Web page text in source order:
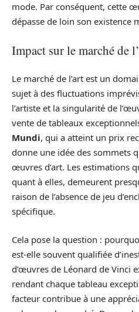
mode. Par conséquent, cette
dépasse de loin son existence
Impact sur le marché de
Le marché de l’art est un
sujet à des fluctuations
l’artiste et la singularité de
vente de tableaux
Mundi, qui a atteint un prix
donne une idée des sommets
œuvres d’art. Les estimations
quant à elles, demeurent
raison de l’absence de jeu
spécifique.
Cela pose la question :
est-elle souvent qualifiée
d’œuvres de Léonard de Vinci
rendant chaque tableau
facteur contribue à une